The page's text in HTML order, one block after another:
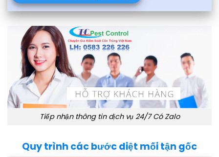
Tiếp nhận thông tin dịch vụ 24/7 Có Zalo
Quy trình các bước diệt mối tận gốc